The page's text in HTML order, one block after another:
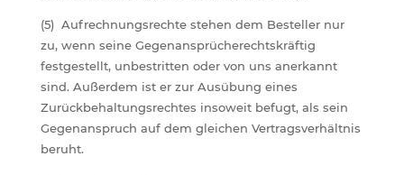
(5) Aufrechnungsrechte stehen dem Besteller nur
zu, wenn seine Gegenansprücherechtskräftig
festgestellt, unbestritten oder von uns anerkannt
sind. Außerdem ist er zur Ausübung eines
Zurückbehaltungsrechtes insoweit befugt, als sein
Gegenanspruch auf dem gleichen Vertragsverhältnis
beruht.